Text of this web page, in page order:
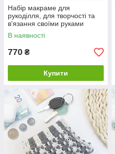
Набір макраме для
рукоділля, для творчості та
в'язання своїми руками
гаманця 15.7х10см колір
зелений з білим
В наявності
770 ₴
Купити